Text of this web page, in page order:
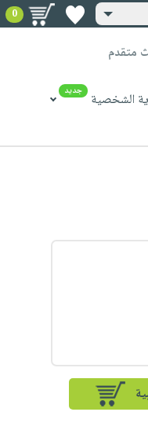
0
متقدم
الشخصية جديد